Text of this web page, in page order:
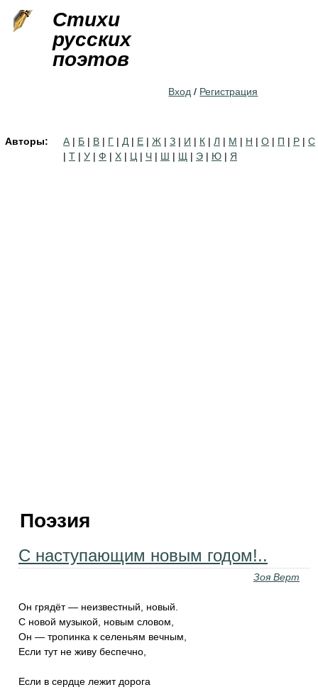
Стихи
русских
поэтов
Вход / Регистрация
Авторы: А | Б | В | Г | Д | Е | Ж | З | И | К | Л | М | Н | О | П | Р | С
| Т | У | Ф | Х | Ц | Ч | Ш | Щ | Э | Ю | Я
Поэзия
С наступающим новым годом!..
Зоя Верт
Он грядёт — неизвестный, новый.
С новой музыкой, новым словом,
Он — тропинка к селеньям вечным,
Если тут не живу беспечно,
Если в сердце лежит дорога